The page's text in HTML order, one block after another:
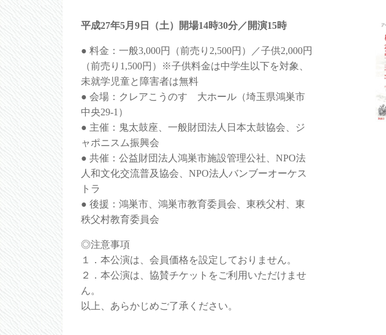
平成27年5月9日（土）開場14時30分／開演15時
● 料金：一般3,000円（前売り2,500円）／子供2,000円
（前売り1,500円）※子供料金は中学生以下を対象、
未就学児童と障害者は無料
● 会場：クレアこうのす 大ホール（埼玉県鴻巣市
中央29-1）
● 主催：鬼太鼓座、一般財団法人日本太鼓協会、ジ
ャポニスム振興会
● 共催：公益財団法人鴻巣市施設管理公社、NPO法
人和文化交流普及協会、NPO法人バンブーオーケス
トラ
● 後援：鴻巣市、鴻巣市教育委員会、東秩父村、東
秩父村教育委員会
◎注意事項
１．本公演は、会員価格を設定しておりません。
２．本公演は、協賛チケットをご利用いただけませ
ん。
以上、あらかじめご了承ください。